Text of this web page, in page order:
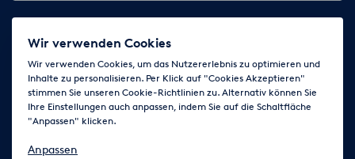
Jobs Kontakt News
AGB
Impressum Cookie-Einstellungen ändern
Folge uns auf
Wir verwenden Cookies
Wir verwenden Cookies, um das Nutzererlebnis zu optimieren und
Inhalte zu personalisieren. Per Klick auf "Cookies Akzeptieren"
stimmen Sie unseren Cookie-Richtlinien zu. Alternativ können Sie
Ihre Einstellungen auch anpassen, indem Sie auf die Schaltfläche
"Anpassen" klicken.
Anpassen